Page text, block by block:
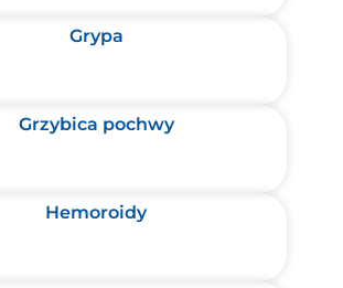
Grypa
Grzybica pochwy
Hemoroidy